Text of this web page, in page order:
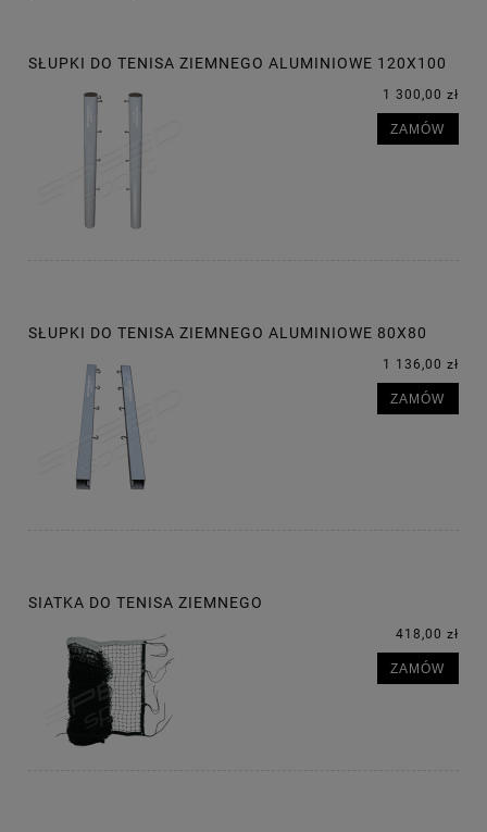
SŁUPKI DO TENISA ZIEMNEGO ALUMINIOWE 120X100
1 300,00 zł
ZAMÓW
SŁUPKI DO TENISA ZIEMNEGO ALUMINIOWE 80X80
1 136,00 zł
ZAMÓW
SIATKA DO TENISA ZIEMNEGO
418,00 zł
ZAMÓW